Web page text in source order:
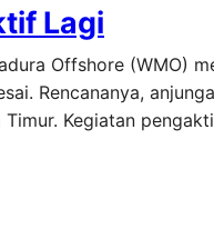
Lagi
Offshore (WMO)
Rencananya,
Kegiatan